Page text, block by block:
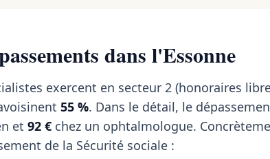
dans l'Essonne
exercent en secteur 2 (honoraires
55 %. Dans le détail, le
et 92 € chez un ophtalmologue.
de la Sécurité sociale :